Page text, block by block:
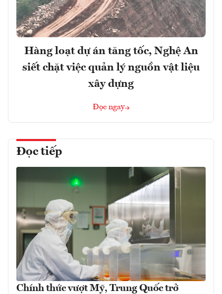
Hàng loạt dự án tăng tốc, Nghệ An
siết chặt việc quản lý nguồn vật liệu
xây dựng
Đọc ngay
Đọc tiếp
Chính thức vượt Mỹ, Trung Quốc trở